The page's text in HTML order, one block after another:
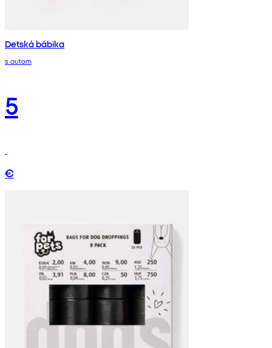
Detská bábika
s autom
5
€